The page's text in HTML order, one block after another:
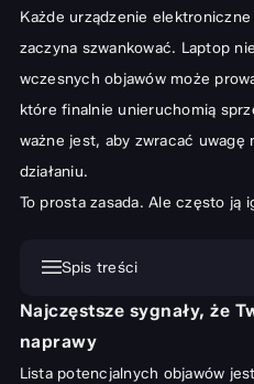
Każde urządzenie elektroniczne
zaczyna szwankować. Laptop
wczesnych objawów może
które finalnie unieruchomią
ważne jest, aby zwracać uwagę
działaniu.
To prosta zasada. Ale często ją
Spis treści
Najczęstsze sygnały, że Twój
Rodzaje usterek i
Najczęstsze sygnały, że
naprawy
Lista potencjalnych objawów